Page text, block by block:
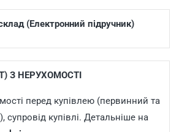
(Електронний підручник)
З НЕРУХОМОСТІ
перед купівлею (первинний та
супровід купівлі. Детальніше на